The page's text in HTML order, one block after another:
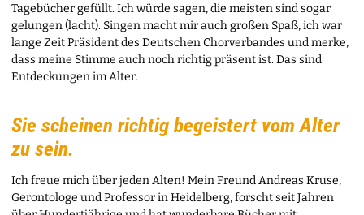
Tagebücher gefüllt. Ich würde sagen, die meisten sind sogar
gelungen (lacht). Singen macht mir auch großen Spaß, ich war
lange Zeit Präsident des Deutschen Chorverbandes und merke,
dass meine Stimme auch noch richtig präsent ist. Das sind
Entdeckungen im Alter.
Sie scheinen richtig begeistert vom Alter
zu sein.
Ich freue mich über jeden Alten! Mein Freund Andreas Kruse,
Gerontologe und Professor in Heidelberg, forscht seit Jahren